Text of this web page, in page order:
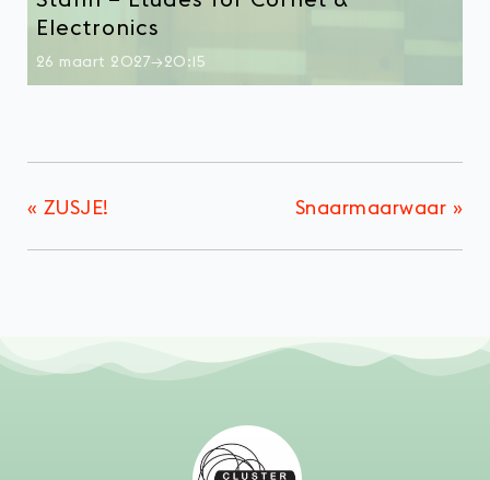
Electronics
26 maart 2027→20:15
« ZUSJE! Snaarmaarwaar »